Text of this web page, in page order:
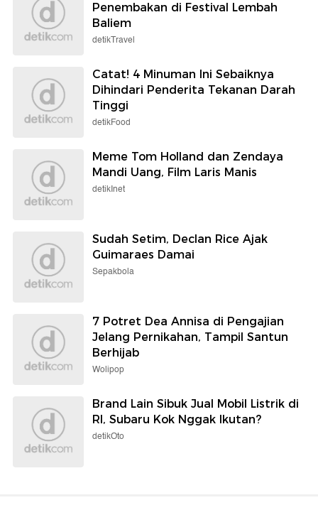
Penembakan di Festival Lembah
Baliem
detikTravel
Catat! 4 Minuman Ini Sebaiknya
Dihindari Penderita Tekanan Darah
Tinggi
detikFood
Meme Tom Holland dan Zendaya
Mandi Uang, Film Laris Manis
detikInet
Sudah Setim, Declan Rice Ajak
Guimaraes Damai
Sepakbola
7 Potret Dea Annisa di Pengajian
Jelang Pernikahan, Tampil Santun
Berhijab
Wolipop
Brand Lain Sibuk Jual Mobil Listrik di
RI, Subaru Kok Nggak Ikutan?
detikOto